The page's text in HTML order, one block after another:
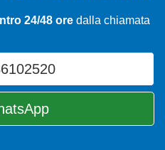
24/48 ore dalla chiamata